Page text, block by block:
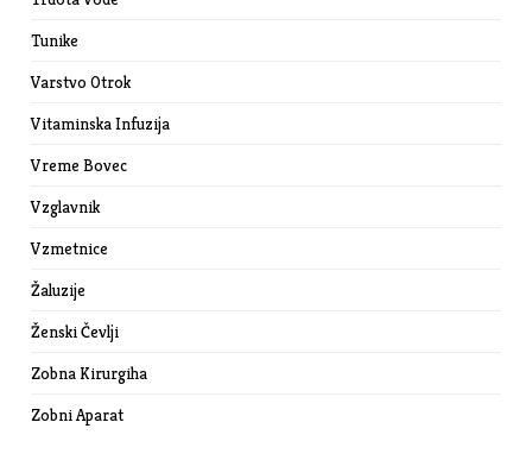
Tunike
Varstvo Otrok
Vitaminska Infuzija
Vreme Bovec
Vzglavnik
Vzmetnice
Žaluzije
Ženski Čevlji
Zobna Kirurgiha
Zobni Aparat